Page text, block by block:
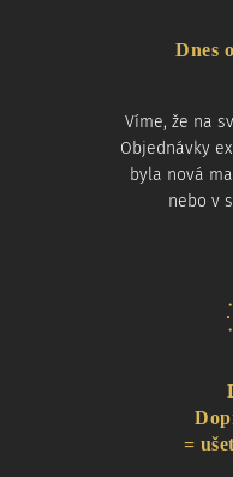
Dnes
Víme, že na
Objednávky
byla nová
nebo v
=